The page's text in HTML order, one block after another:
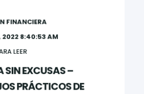
FINANCIERA
2022 8:40:53 AM
LEER
SIN EXCUSAS –
PRÁCTICOS DE